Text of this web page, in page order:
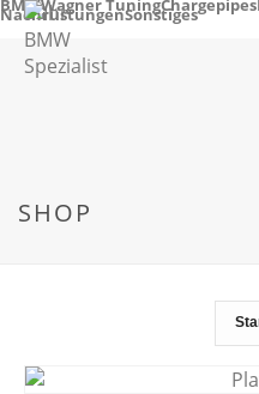
BMWWagner TuningChargepipes
NachrüstungenSonstiges
SHOP